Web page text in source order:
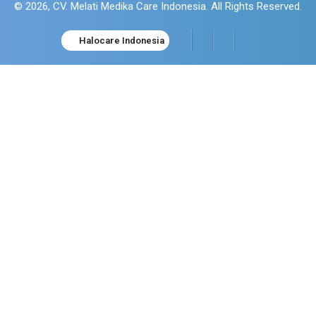
© 2026, CV. Melati Medika Care Indonesia. All Rights Reserved.
Halocare Indonesia